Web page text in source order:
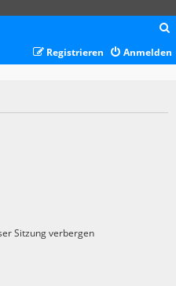
c
Anmelden
Registrieren
Sitzung verbergen